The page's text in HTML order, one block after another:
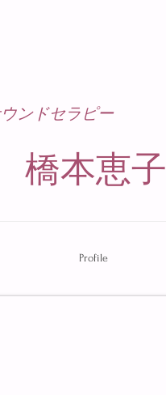
ンドセラピー
本恵子​
Profile